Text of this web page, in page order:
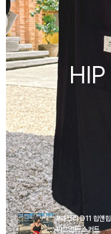
#매크리 D11 힙앤힙
피그먼트 스커트